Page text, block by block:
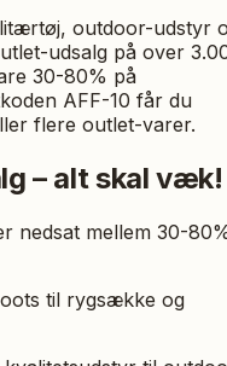
outdoor-udstyr
udsalg på over
30-80% på
AFF-10 får du
flere outlet-varer.
– alt skal væk!
nedsat mellem 30-
til rygsække og